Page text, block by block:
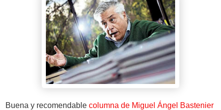
Buena y recomendable columna de Miguel Ángel Bastenier